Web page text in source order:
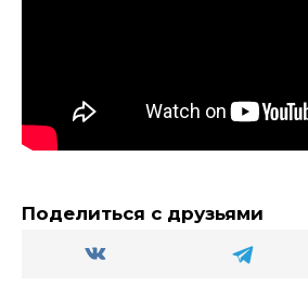
Поделиться с друзьями